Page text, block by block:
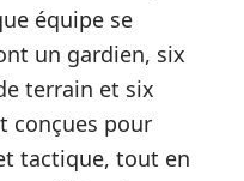
équipe se
un gardien, six
terrain et six
conçues pour
tactique, tout en